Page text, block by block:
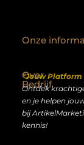
Over
Bedrijf
“Jouw
Ontdek
en je helpen
bij
kennis!
Onze